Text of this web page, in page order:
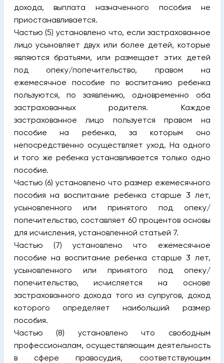
дохода, выплата назначенного пособия не
приостанавливается.
Частью (5) установлено что, если застрахованное
лицо усыновляет двух или более детей, которые
являются братьями, или размещает этих детей
под опеку/попечительство, правом на
ежемесячное пособие по воспитанию ребенка
пользуются, по заявлению, одновременно оба
застрахованных родителя. Каждое
застрахованное лицо пользуется правом на
пособие на ребенка, за которым оно
непосредственно осуществляет уход. На одного
и того же ребенка устанавливается только одно
пособие.
Частью (6) установлено что размер ежемесячного
пособия на воспитание ребенка старше 3 лет,
усыновленного или принятого под опеку/
попечительство, составляет 60 процентов основы
для исчисления, установленной статьей 7.
Частью (7) установлено что ежемесячное
пособие на воспитание ребенка старше 3 лет,
усыновленного или принятого под опеку/
попечительство, исчисляется на основе
застрахованного дохода того из супругов, доход
которого определяет наибольший размер
пособия.
Частью (8) установлено что свободным
профессионалам, осуществляющим деятельность
в сфере правосудия, соответствующим